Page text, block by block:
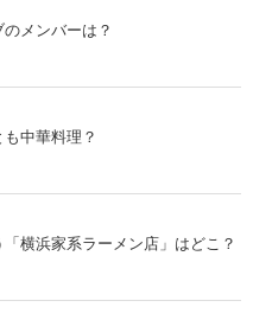
メンバーは？
中華料理？
横浜家系ラーメン店」はどこ？